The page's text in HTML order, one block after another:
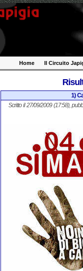
Home Il Circuito
1)
Scritto il 27/09/2009 (17:58),